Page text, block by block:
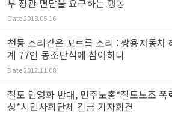
부 장관 면담을 요구하는 행동
Date2018.05.16
천둥 소리같은 꼬르륵 소리 : 쌍용자동차
계 77인 동조단식에 참여하다
Date2012.11.08
철도 민영화 반대, 민주노총*철도노조 폭
성*시민사회단체 긴급 기자회견